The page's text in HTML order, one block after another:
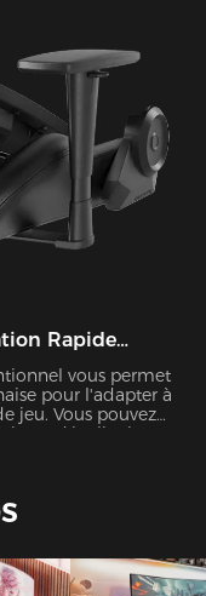
Rapide
vous permet
pour l'adapter à
jeu. Vous pouvez
d'inclinaison